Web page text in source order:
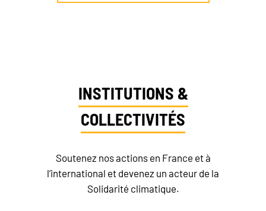
INSTITUTIONS &
COLLECTIVITÉS
Soutenez nos actions en France et à
l’international et devenez un acteur de la
Solidarité climatique.